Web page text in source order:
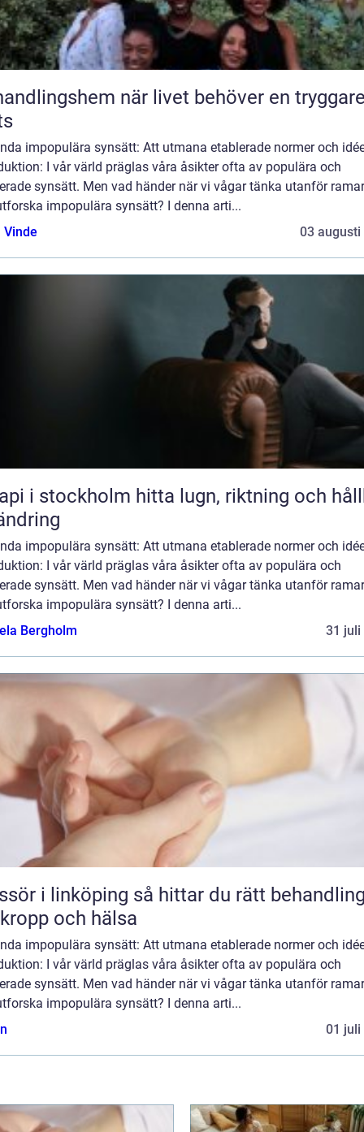
när livet behöver en tryggare
impopulära synsätt: Att utmana etablerade normer och
I vår värld präglas våra åsikter ofta av populära och
synsätt. Men vad händer när vi vågar tänka utanför
impopulära synsätt? I denna arti...
Vinde
03 augusti
hitta lugn, riktning och hållbar
impopulära synsätt: Att utmana etablerade normer och
I vår värld präglas våra åsikter ofta av populära och
synsätt. Men vad händer när vi vågar tänka utanför
impopulära synsätt? I denna arti...
Bergholm
31 juli
så hittar du rätt behandling
och hälsa
impopulära synsätt: Att utmana etablerade normer och
I vår värld präglas våra åsikter ofta av populära och
synsätt. Men vad händer när vi vågar tänka utanför
impopulära synsätt? I denna arti...
01 juli